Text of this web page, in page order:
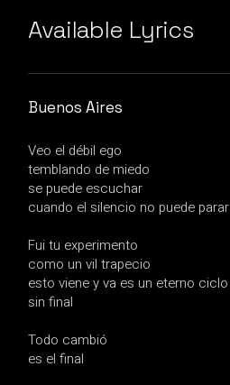
Available Lyrics
Buenos Aires
Veo el débil ego
temblando de miedo
se puede escuchar
cuando el silencio no puede parar
Fui tu experimento
como un vil trapecio
esto viene y va es un eterno ciclo
sin final
Todo cambió
es el final